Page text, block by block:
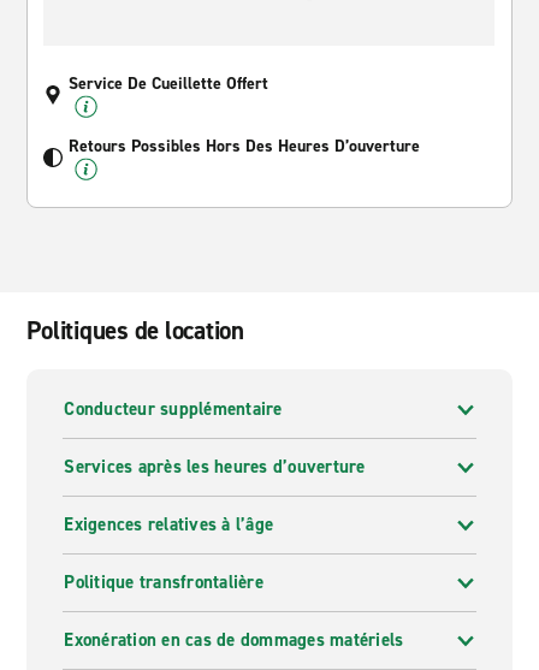
Service De Cueillette Offert
Retours Possibles Hors Des Heures D’ouverture
Politiques de location
Conducteur supplémentaire
Services après les heures d’ouverture
Exigences relatives à l’âge
Politique transfrontalière
Exonération en cas de dommages matériels